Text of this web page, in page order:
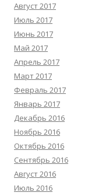
Август 2017
Июль 2017
Июнь 2017
Май 2017
Апрель 2017
Март 2017
Февраль 2017
Январь 2017
Декабрь 2016
Ноябрь 2016
Октябрь 2016
Сентябрь 2016
Август 2016
Июль 2016